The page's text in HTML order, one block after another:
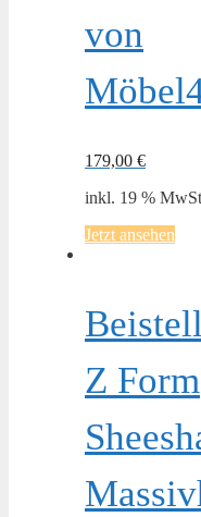
von
179,00 €
inkl. 19 %
Jetzt ansehen
Z Form